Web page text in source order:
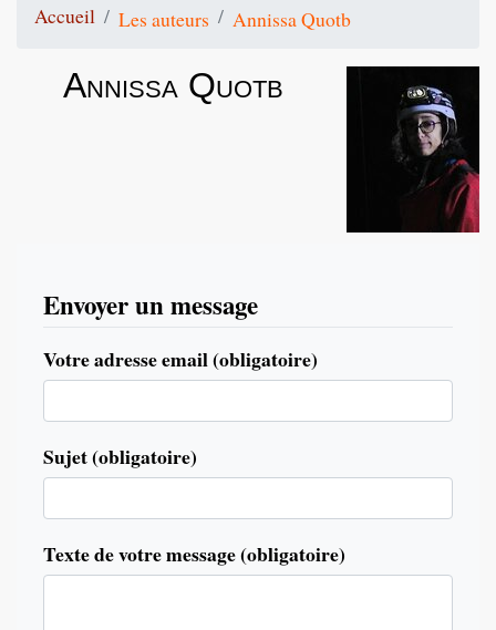
Accueil Les auteurs Annissa Quotb
Annissa Quotb
Envoyer un message
Votre adresse email (obligatoire)
Sujet (obligatoire)
Texte de votre message (obligatoire)